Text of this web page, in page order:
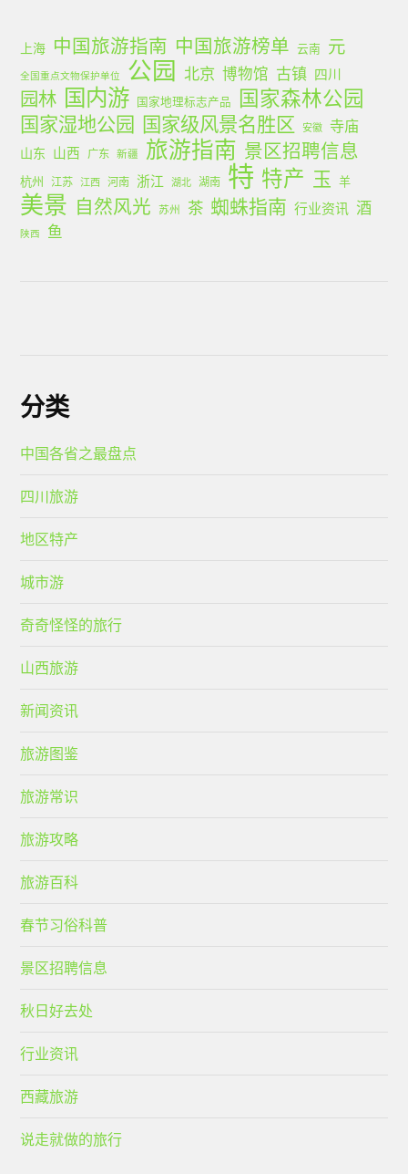
上海 中国旅游指南 中国旅游榜单 云南 元
全国重点文物保护单位 公园 北京 博物馆 古镇 四川
园林 国内游 国家地理标志产品 国家森林公园
国家湿地公园 国家级风景名胜区 安徽 寺庙
山东 山西 广东 新疆 旅游指南 景区招聘信息
杭州 江苏 江西 河南 浙江 湖北 湖南 特 特产 玉 羊
美景 自然风光 苏州 茶 蜘蛛指南 行业资讯 酒
陕西 鱼
分类
中国各省之最盘点
四川旅游
地区特产
城市游
奇奇怪怪的旅行
山西旅游
新闻资讯
旅游图鉴
旅游常识
旅游攻略
旅游百科
春节习俗科普
景区招聘信息
秋日好去处
行业资讯
西藏旅游
说走就做的旅行